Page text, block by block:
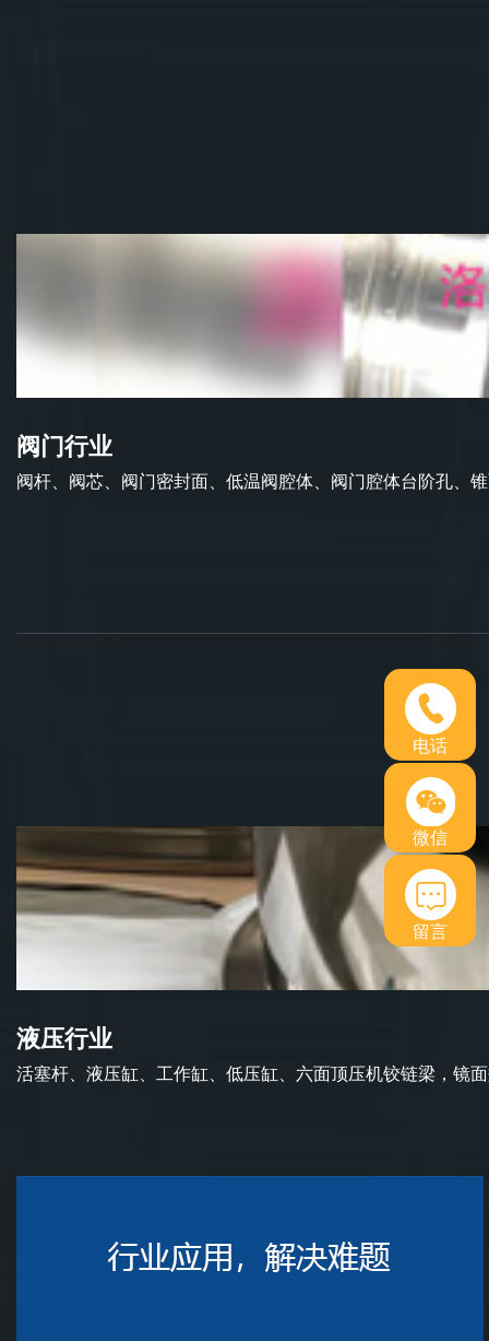
阀门行业
阀杆、阀芯、阀门密封面、低温阀腔体、阀门腔体台阶孔、
液压行业
活塞杆、液压缸、工作缸、低压缸、六面顶压机铰链梁，镜
电话
微信
留言